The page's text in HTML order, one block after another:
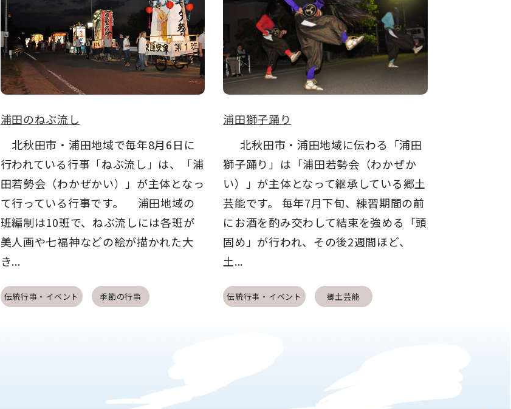
浦田のねぶ流し
北秋田市・浦田地域で毎年8月6日に
行われている行事「ねぶ流し」は、「浦
田若勢会（わかぜかい）」が主体となっ
て行っている行事です。 浦田地域の
班編制は10班で、ねぶ流しには各班が
美人画や七福神などの絵が描かれた大
き...
伝統行事・イベント 季節の行事
浦田獅子踊り
北秋田市・浦田地域に伝わる「浦田
獅子踊り」は「浦田若勢会（わかぜか
い）」が主体となって継承している郷土
芸能です。 毎年7月下旬、練習期間の前
にお酒を酌み交わして結束を強める「頭
固め」が行われ、その後2週間ほど、
土...
伝統行事・イベント 郷土芸能